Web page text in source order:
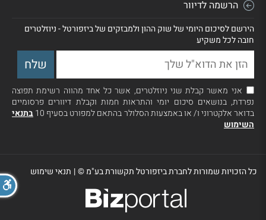
הרשמה לדיוור
הירשם לסיכום היומי של שוק ההון ולמבזקים של ביזפורטל - ניוזלטרים
חובה לכל משקיע
אני מאשר קבלת שני ניוזלטרים, אשר כל אחד מהווה רשימת תפוצה
נפרדת, בנושאים סיכום יומי והתראות חמות וקבלת דיוורים פרסומיים
בדואר אלקטרוני ו/ או באמצעות הסלולר בהתאם למפורט בסעיף 10
בתנאי
השימוש
כל הזכויות שמורות לחברת ביזפורטל תקשורת בע"מ ©| תנאי שימוש